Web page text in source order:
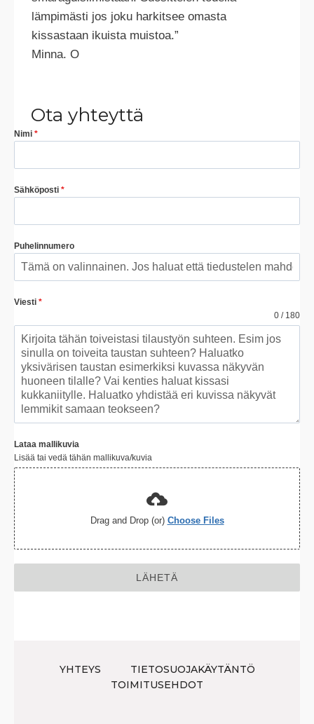
lämpimästi jos joku harkitsee omasta
kissastaan ikuista muistoa.”
Minna. O
Ota yhteyttä
Nimi *
Sähköposti *
Puhelinnumero
Viesti *
0 / 180
Lataa mallikuvia
Lisää tai vedä tähän mallikuva/kuvia
Drag and Drop (or) Choose Files
LÄHETÄ
YHTEYS
TIETOSUOJAKÄYTÄNTÖ
TOIMITUSEHDOT